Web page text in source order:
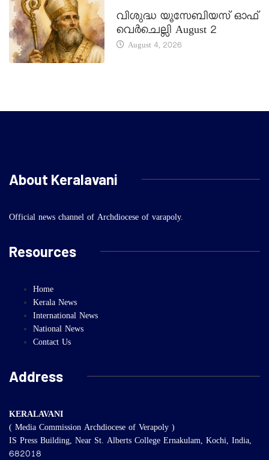
വിശുദ്ധ യൂസേബിയസ് ഓഫ്
വെർചെല്ലി August 2
August 4, 2026
About Keralavani
Official news channel of Archdiocese of varapoly.
Resources
Home
Kerala News
International News
National News
Contact Us
Address
KERALAVANI
( Media Commission Archdiocese of Verapoly )
IS Press Building, Near St. Alberts College Ernakulam, Kochi, India,
682018